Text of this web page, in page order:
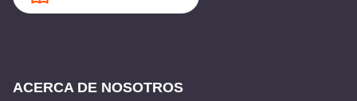
ACERCA DE NOSOTROS